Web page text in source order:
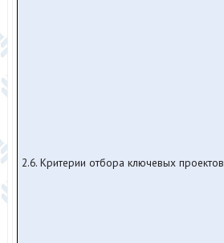
2.6. Критерии отбора ключевых проектов